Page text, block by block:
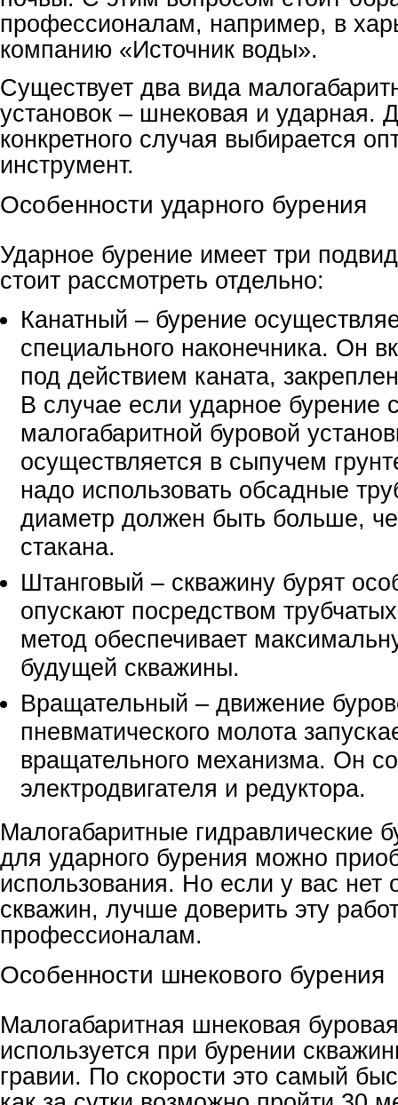
профессионалам, например, в
компанию «Источник воды».
Существует два вида
установок – шнековая и ударная.
конкретного случая выбирается
инструмент.
Особенности ударного бурения
Ударное бурение имеет три
стоит рассмотреть отдельно:
Канатный – бурение
специального наконечника. Он
под действием каната,
В случае если ударное бурение
малогабаритной буровой
осуществляется в сыпучем
надо использовать обсадные
диаметр должен быть больше,
стакана.
Штанговый – скважину бурят
опускают посредством
метод обеспечивает
будущей скважины.
Вращательный – движение
пневматического молота
вращательного механизма. Он
электродвигателя и редуктора.
Малогабаритные гидравлические
для ударного бурения можно
использования. Но если у вас нет
скважин, лучше доверить эту
профессионалам.
Особенности шнекового бурения
Малогабаритная шнековая
используется при бурении
гравии. По скорости это самый